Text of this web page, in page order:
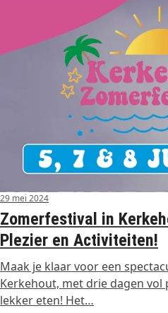
29 mei 2024
Zomerfestival in
Plezier en Activiteiten!
Maak je klaar voor een
Kerkehout, met drie dagen vol
lekker eten! Het…